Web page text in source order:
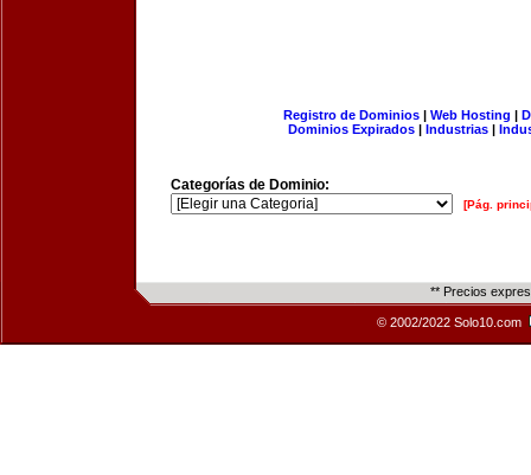
Registro de Dominios| Web Hosting |
Dominios Expirados | Industrias |
Categorías de Dominio:
[Pág.
** Precios
© 2002/2022 Solo10.com